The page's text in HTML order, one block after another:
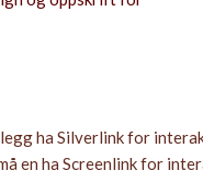
ha Silverlink for
en ha Screenlink for